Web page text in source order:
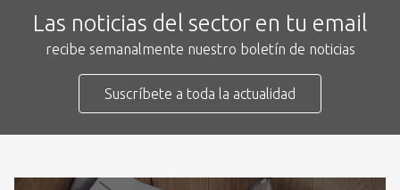
Las noticias del sector en tu email
recibe semanalmente nuestro boletín de noticias
Suscríbete a toda la actualidad